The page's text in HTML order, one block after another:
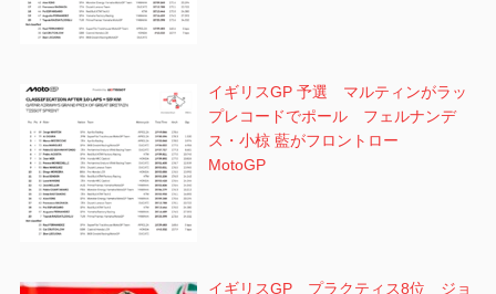
イギリスGP 予選 マルティンがラッ
プレコードでポール フェルナンデ
ス・小椋 藍がフロントロー
MotoGP
イギリスGP プラクティス8位 ジョ